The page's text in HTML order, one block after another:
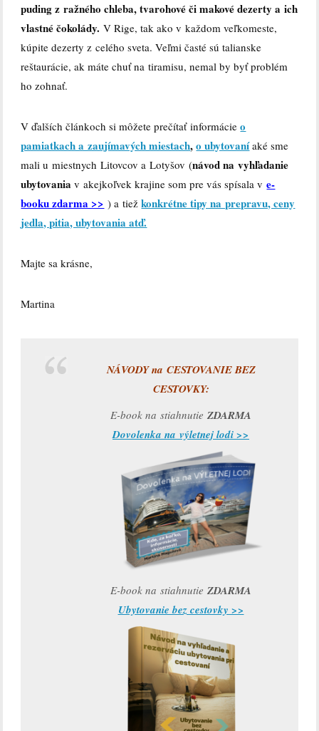
puding z ražného chleba, tvarohové či makové dezerty a ich
vlastné čokolády.V Rige, tak ako v každom veľkomeste,
kúpite dezerty z celého sveta. Veľmi časté sú talianske
reštaurácie, ak máte chuť na tiramisu, nemal by byť problém
ho zohnať.
V ďalších článkoch si môžete prečítať informácieo
pamiatkach a zaujímavých miestach,o ubytovaníaké sme
mali u miestnych Litovcov a Lotyšov (návod na vyhľadanie
ubytovania v akejkoľvek krajine som pre vás spísala ve-
booku zdarma >> ) a tiežkonkrétne tipy na prepravu, ceny
jedla, pitia, ubytovania atď.
Majte sa krásne,
Martina
NÁVODY na CESTOVANIE BEZ
CESTOVKY:
E-book na stiahnutie ZDARMA
Dovolenka na výletnej lodi >>
E-book na stiahnutie ZDARMA
Ubytovanie bez cestovky >>